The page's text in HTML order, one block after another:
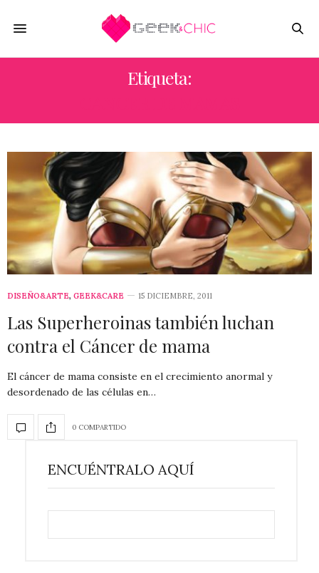
Etiqueta:
DISEÑO&ARTE, GEEK&CARE 15 DICIEMBRE, 2011
Las Superheroinas también luchan
contra el Cáncer de mama
El cáncer de mama consiste en el crecimiento anormal y
desordenado de las células en…
0 COMPARTIDO
ENCUÉNTRALO AQUÍ